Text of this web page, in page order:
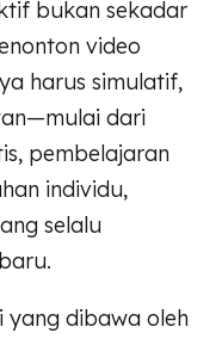
bukan sekadar
video
harus simulatif,
dari
pembelajaran
individu,
selalu
yang dibawa oleh